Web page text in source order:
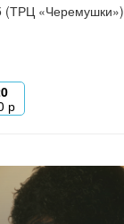
(ТРЦ «Черемушки»)
р